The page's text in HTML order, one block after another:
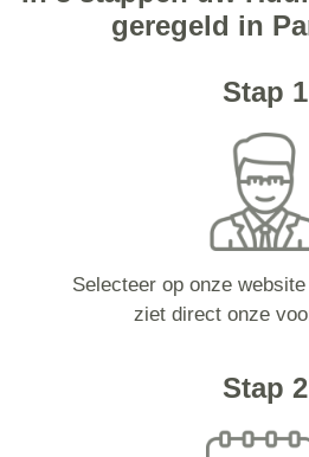
geregeld in
Stap 1
Selecteer op onze
ziet direct onze
Stap 2